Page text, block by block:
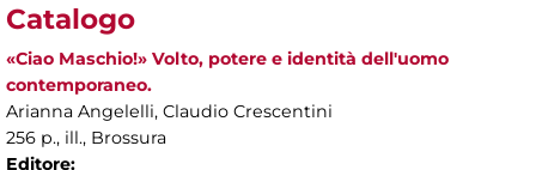
Catalogo
«Ciao Maschio!» Volto, potere e identità dell'uomo
contemporaneo.
Arianna Angelelli, Claudio Crescentini
256 p., ill., Brossura
Editore: